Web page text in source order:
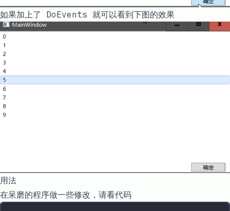
如果加上了 DoEvents 就可以看到下图的效果
用法
在呆磨的程序做一些修改，请看代码